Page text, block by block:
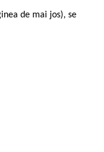
de mai jos), se